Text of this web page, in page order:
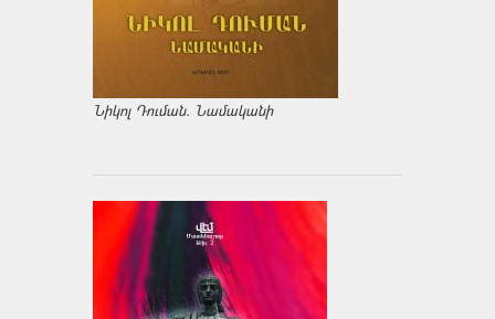
Նիկոլ Դուման. Նամականի